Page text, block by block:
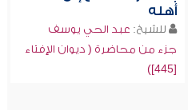
أهله
للشيخ: عبد الحي يوسف
جزء من محاضرة ( ديوان الإفتاء
[445])